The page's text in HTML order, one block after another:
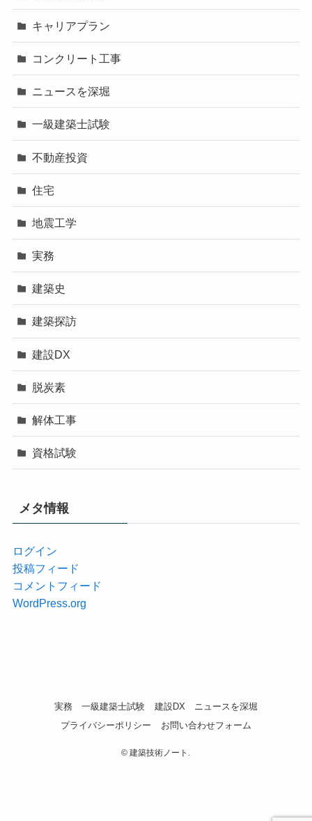
キャリアプラン
コンクリート工事
ニュースを深堀
一級建築士試験
不動産投資
住宅
地震工学
実務
建築史
建築探訪
建設DX
脱炭素
解体工事
資格試験
メタ情報
ログイン
投稿フィード
コメントフィード
WordPress.org
実務 一級建築士試験 建設DX
ニュースを深堀
プライバシーポリシー
お問い合わせフォーム
© 建築技術ノート.